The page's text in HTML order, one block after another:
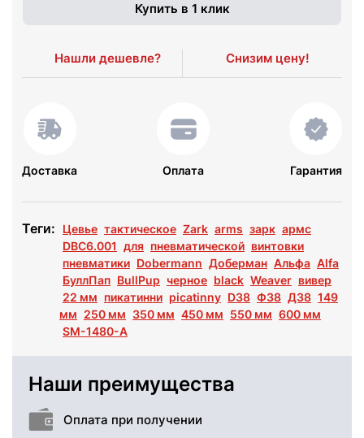
Купить в 1 клик
Нашли дешевле? Снизим цену!
Доставка Оплата Гарантия
Теги: Цевье тактическое Zark arms зарк армс
DBC6.001 для пневматической винтовки
пневматики Dobermann Доберман Альфа Alfa
БуллПап BullPup черное black Weaver вивер
22 мм пикатинни picatinny D38 Ф38 Д38 149
мм 250 мм 350 мм 450 мм 550 мм 600 мм
SM-1480-A
Наши преимущества
Оплата при получении